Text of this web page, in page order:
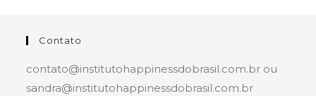
Contato
contato@institutohappinessdobrasil.com.br ou
sandra@institutohappinessdobrasil.com.br